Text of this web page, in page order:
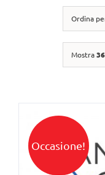
Ordina
Mostra
Occasione!